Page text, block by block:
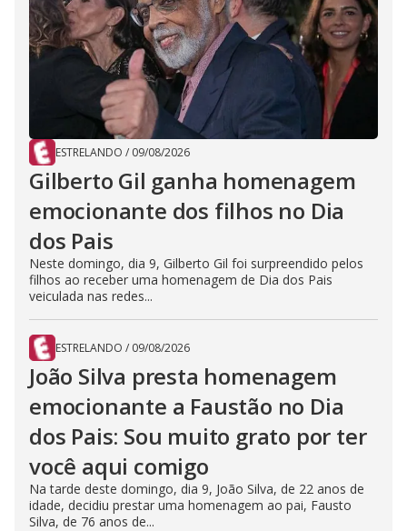
ESTRELANDO / 09/08/2026
Gilberto Gil ganha homenagem
emocionante dos filhos no Dia
dos Pais
Neste domingo, dia 9, Gilberto Gil foi surpreendido pelos
filhos ao receber uma homenagem de Dia dos Pais
veiculada nas redes...
ESTRELANDO / 09/08/2026
João Silva presta homenagem
emocionante a Faustão no Dia
dos Pais: Sou muito grato por ter
você aqui comigo
Na tarde deste domingo, dia 9, João Silva, de 22 anos de
idade, decidiu prestar uma homenagem ao pai, Fausto
Silva, de 76 anos de...